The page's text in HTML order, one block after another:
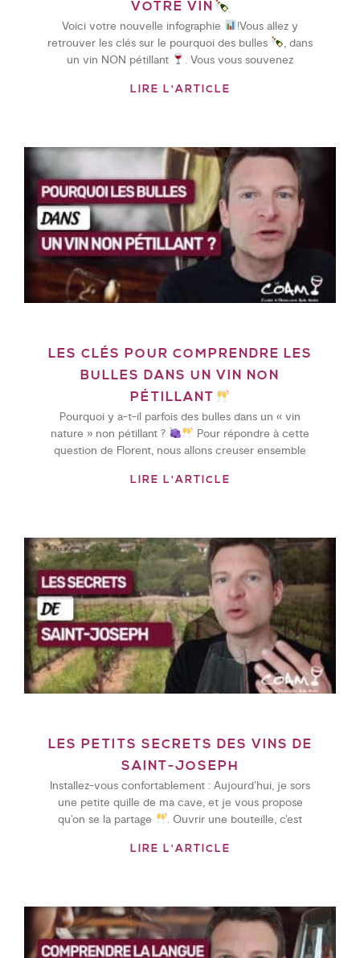
VOTRE VIN
Voici votre nouvelle infographie
!Vous allez y
retrouver les clés sur le pourquoi des bulles
, dans
un vin NON pétillant
. Vous vous souvenez
LIRE L'ARTICLE
LES CLÉS POUR COMPRENDRE LES
BULLES DANS UN VIN NON
PÉTILLANT
Pourquoi y a-t-il parfois des bulles dans un « vin
nature » non pétillant ?
Pour répondre à cette
question de Florent, nous allons creuser ensemble
LIRE L'ARTICLE
LES PETITS SECRETS DES VINS DE
SAINT-JOSEPH
Installez-vous confortablement : Aujourd’hui, je sors
une petite quille de ma cave, et je vous propose
qu’on se la partage
. Ouvrir une bouteille, c’est
LIRE L'ARTICLE